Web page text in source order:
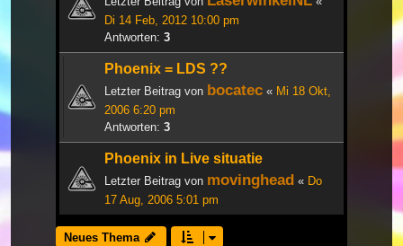
Di 14 Feb, 2012 10:00 pm
Antworten: 3
Phoenix = LDS ??
Letzter Beitrag von bocatec « Mi 18 Okt,
2006 6:20 pm
Antworten: 3
Phoenix in Live situatie
Letzter Beitrag von movinghead « Do
17 Aug, 2006 5:01 pm
Neues Thema